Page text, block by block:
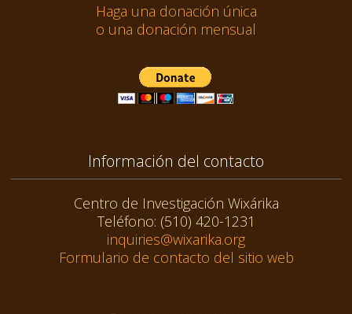
Haga una donación única
o una donación mensual
Información del contacto
Centro de Investigación Wixárika
Teléfono: (510) 420-1231
inquiries@wixarika.org
Formulario de contacto del sitio web